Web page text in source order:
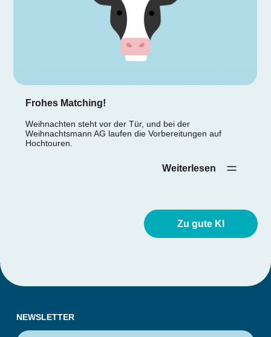
Frohes Matching!
Weihnachten steht vor der Tür, und bei der
Weihnachtsmann AG laufen die Vorbereitungen auf
Hochtouren.
Weiterlesen‎ ‎ ‎ ‎ ‎
Zu gute KI
NEWSLETTER